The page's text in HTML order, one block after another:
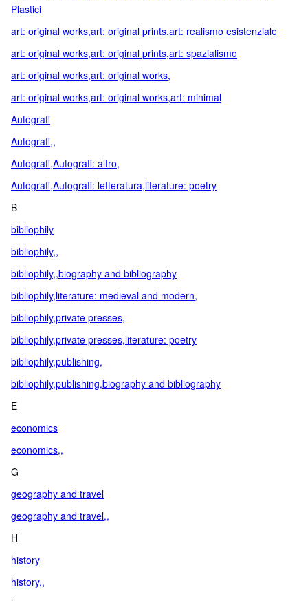
Plastici
art: original works,art: original prints,art: realismo esistenziale
art: original works,art: original prints,art: spazialismo
art: original works,art: original works,
art: original works,art: original works,art: minimal
Autografi
Autografi,,
Autografi,Autografi: altro,
Autografi,Autografi: letteratura,literature: poetry
B
bibliophily
bibliophily,,
bibliophily,,biography and bibliography
bibliophily,literature: medieval and modern,
bibliophily,private presses,
bibliophily,private presses,literature: poetry
bibliophily,publishing,
bibliophily,publishing,biography and bibliography
E
economics
economics,,
G
geography and travel
geography and travel,,
H
history
history,,